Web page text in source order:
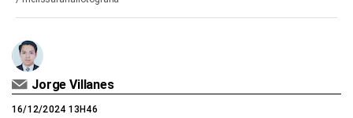
Jorge Villanes
16/12/2024 13H46